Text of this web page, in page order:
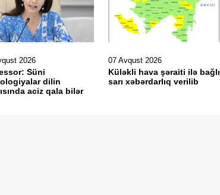
2026
Süni
dilin
aciz qala bilər
07 Avqust 2026
Küləkli hava şəraiti ilə bağlı
sarı xəbərdarlıq verilib